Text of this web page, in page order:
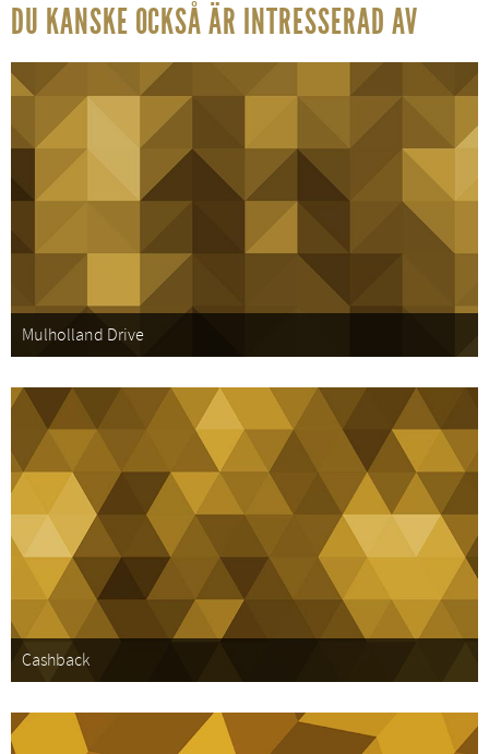
DU KANSKE OCKSÅ ÄR INTRESSERAD AV
Mulholland Drive
Cashback